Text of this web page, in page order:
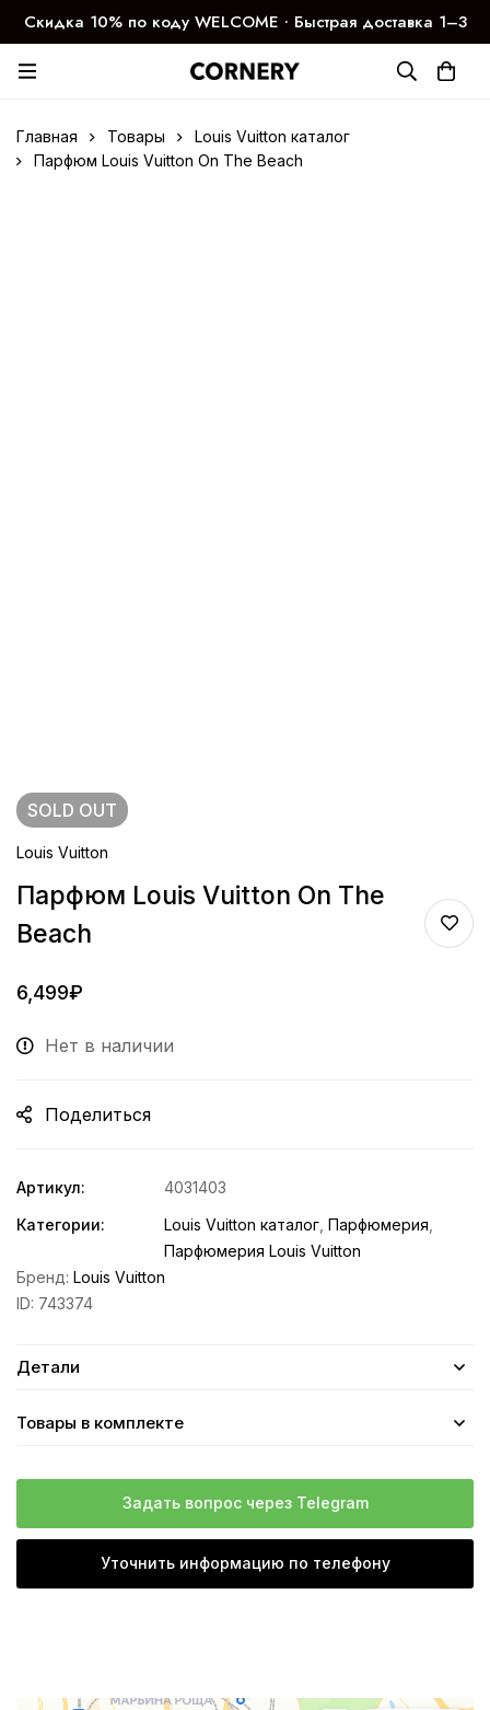
Скидка 10% по коду WELCOME ∙ Быстрая доставка 1–3
дня
Главная Товары
Louis Vuitton каталог
Парфюм Louis Vuitton On The Beach
SOLD OUT
Louis Vuitton
Парфюм Louis Vuitton On The
Beach
6,499₽
Нет в наличии
Поделиться
Артикул:
4031403
Категории:
Louis Vuitton каталог Парфюмерия
Парфюмерия Louis Vuitton
Бренд: Louis Vuitton
ID: 743374
Детали
Товары в комплекте
Задать вопрос через Telegram
Уточнить информацию по телефону